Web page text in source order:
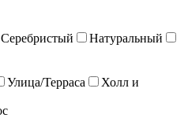
Серебристый
Натуральный
Улица/Терраса
Холл и